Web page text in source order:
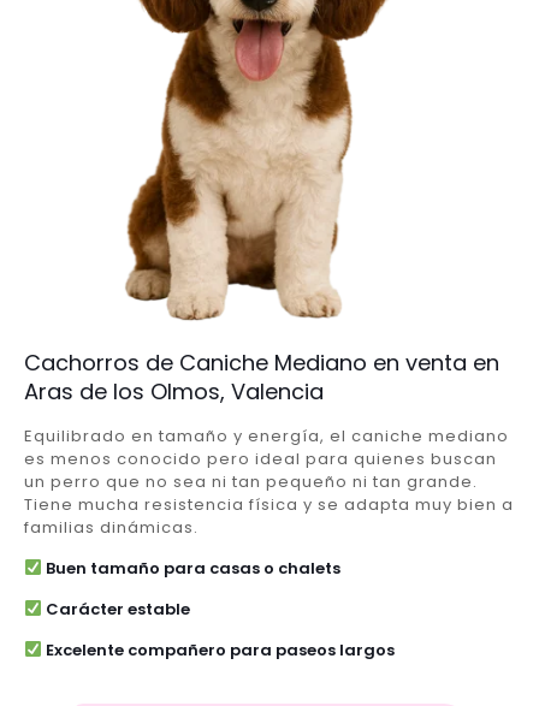
Cachorros de Caniche Mediano en venta en
Aras de los Olmos, Valencia
Equilibrado en tamaño y energía, el caniche mediano
es menos conocido pero ideal para quienes buscan
un perro que no sea ni tan pequeño ni tan grande.
Tiene mucha resistencia física y se adapta muy bien a
familias dinámicas.
Buen tamaño para casas o chalets
Carácter estable
Excelente compañero para paseos largos